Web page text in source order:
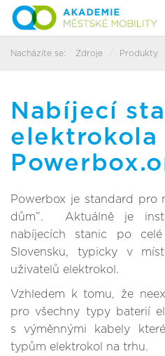
Nacházíte se: Zdroje Produkty
Nabíjecí
elektrokola
Powerbox je standard pro
dům”. Aktuálně je
nabíjecích stanic po
Slovensku, typicky v
uživatelů elektrokol.
Vzhledem k tomu, že
pro všechny typy baterií
s výměnnými kabely
typům elektrokol na trhu.